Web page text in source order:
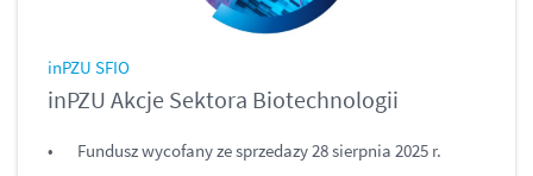
inPZU SFIO
inPZU Akcje Sektora Biotechnologii
Fundusz wycofany ze sprzedazy 28 sierpnia 2025 r.